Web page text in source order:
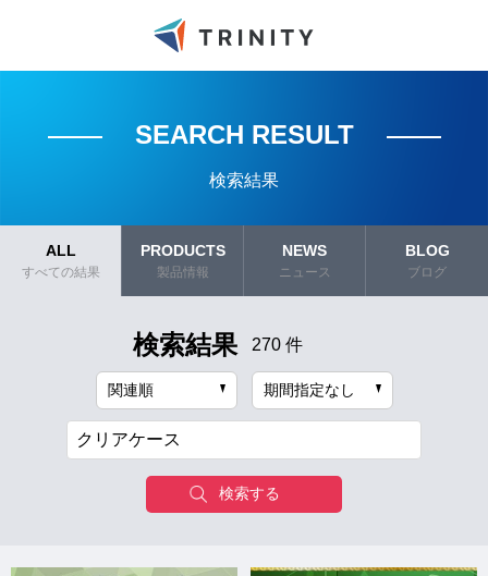
SEARCH RESULT
検索結果
ALL
すべての結果
PRODUCTS
製品情報
NEWS
ニュース
BLOG
ブログ
検索結果 270 件